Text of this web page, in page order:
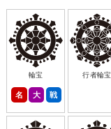
輪宝
名 大 戦
行者輪宝